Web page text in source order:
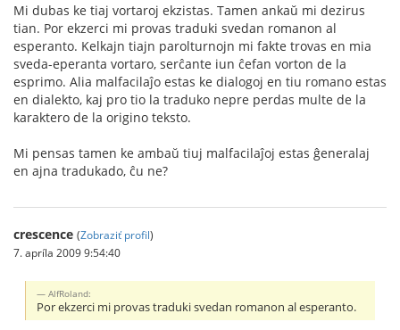
Mi dubas ke tiaj vortaroj ekzistas. Tamen ankaŭ mi dezirus
tian. Por ekzerci mi provas traduki svedan romanon al
esperanto. Kelkajn tiajn parolturnojn mi fakte trovas en mia
sveda-eperanta vortaro, serĉante iun ĉefan vorton de la
esprimo. Alia malfacilaĵo estas ke dialogoj en tiu romano estas
en dialekto, kaj pro tio la traduko nepre perdas multe de la
karaktero de la origino teksto.
Mi pensas tamen ke ambaŭ tiuj malfacilaĵoj estas ĝeneralaj
en ajna tradukado, ĉu ne?
crescence (Zobraziť profil)
7. apríla 2009 9:54:40
AlfRoland:
Por ekzerci mi provas traduki svedan romanon al esperanto.